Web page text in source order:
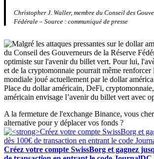
Christopher J. Waller, membre du Conseil des
Fédérale – Source : communiqué de presse
Place du dollar américain, DeFi,
américain envisage l’avenir du billet vert avec
A la fermeture de l'exchange Binance, vous
alternative pour y déplacer vos fonds ?
Créez votre compte SwissBorg et gagnez